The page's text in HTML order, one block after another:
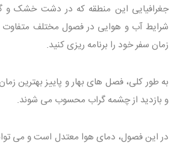
جغرافیایی این منطقه که در دشت خشک و
شرایط آب و هوایی در فصول مختلف
زمان سفر خود را برنامه ریزی کنید.
به طور کلی، فصل های بهار و پاییز بهترین
و بازدید از چشمه گراب محسوب می شوند.
در این فصول، دمای هوا معتدل است و می